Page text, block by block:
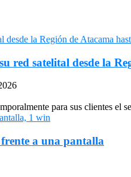
red satelital desde la
para sus clientes el
a una pantalla